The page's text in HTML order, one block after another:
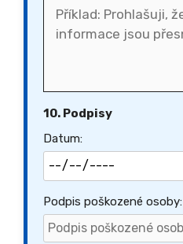
10. Podpisy
Datum:
Podpis poškozené osoby: